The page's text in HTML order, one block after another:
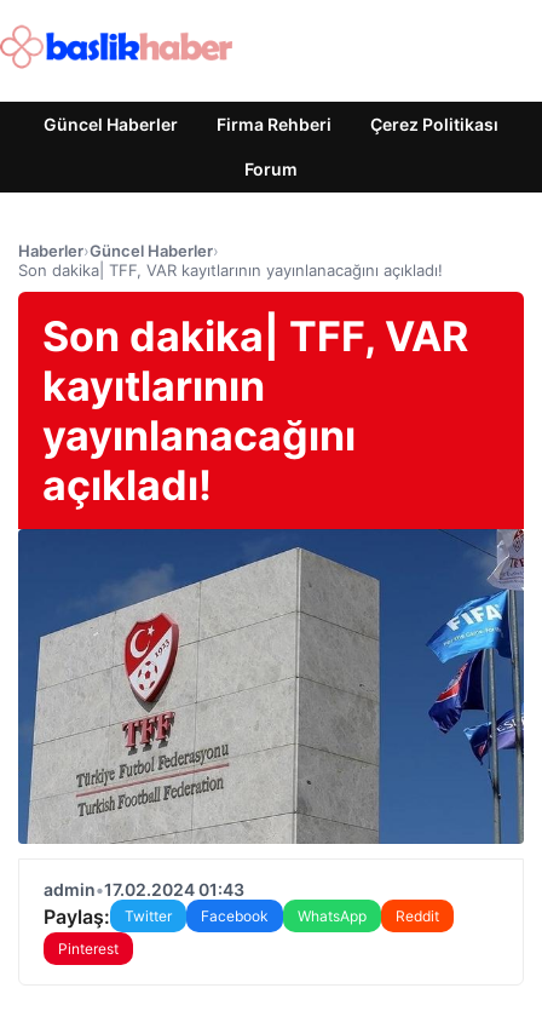
Güncel Haberler Firma Rehberi Çerez Politikası
Forum
Haberler›Güncel Haberler›
Son dakika| TFF, VAR kayıtlarının yayınlanacağını açıkladı!
Son dakika| TFF, VAR
kayıtlarının
yayınlanacağını
açıkladı!
admin•17.02.2024 01:43
Paylaş: Twitter Facebook WhatsApp
Reddit
Pinterest